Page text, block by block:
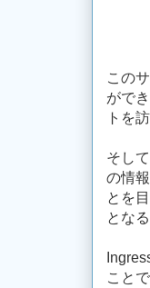
この
がで
トを
そし
の情
とを
とな
こと